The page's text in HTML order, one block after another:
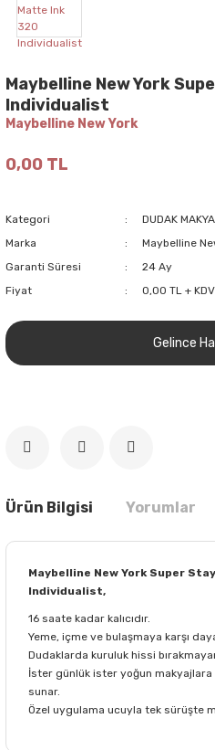
Maybelline New York
Individualist
Maybelline New York
0,00 TL
Kategori DUDAK
Marka
Maybelline
Garanti Süresi
24 Ay
Fiyat
0,00 TL + KDV
Gelince
Ürün Bilgisi Yorumlar
Maybelline New York Super
Individualist,
16 saate kadar kalıcıdır.
Yeme, içme ve bulaşmaya karşı
Dudaklarda kuruluk hissi
İster günlük ister yoğun
sunar.
Özel uygulama ucuyla tek sürüşte